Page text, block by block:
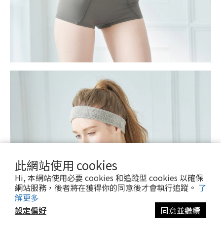
此網站使用 cookies
Hi, 本網站使用必要 cookies 和追蹤型 cookies 以確保
網站服務，後者將在獲得你的同意後才會執行追蹤。 了
解更多
設定偏好
同意並繼續